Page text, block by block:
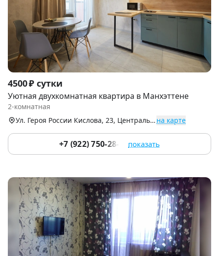
Item
1
of
4500 ₽ сутки
Уютная двухкомнатная квартира в Манхэттене
2-комнатная
Ул. Героя России Кислова, 23, Центральный р-н на карте
+7 (922) 750-28-10 показать